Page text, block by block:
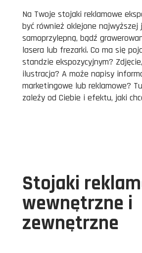
Na Twoje stojaki reklamowe
być również oklejone najwyższej
samoprzylepną, bądź
lasera lub frezarki. Co ma się
standzie ekspozycyjnym?
ilustracja? A może napisy
marketingowe lub reklamowe?
zależy od Ciebie i efektu, jaki
Stojaki
wewnętrzne i
zewnętrzne